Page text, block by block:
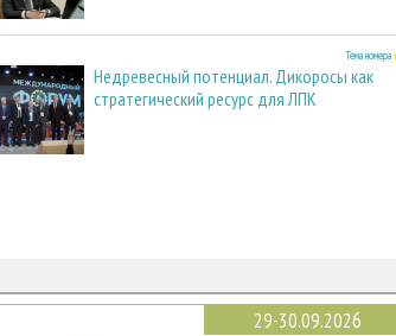
Тема номера
Недревесный потенциал. Дикоросы как
стратегический ресурс для ЛПК
29-30.09.2026